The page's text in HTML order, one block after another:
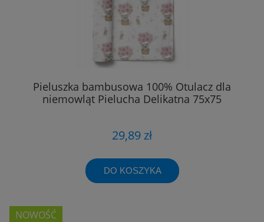
Pieluszka bambusowa 100% Otulacz dla
niemowląt Pielucha Delikatna 75x75
29,89 zł
DO KOSZYKA
NOWOŚĆ